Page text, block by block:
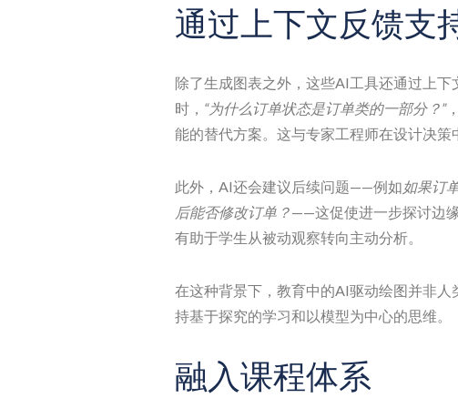
通过上下文反馈支
除了生成图表之外，这些AI工具还通过上
时， “为什么订单状态是订单类的一部分？”
能的替代方案。这与专家工程师在设计决策
此外，AI还会建议后续问题——例如如果订
后能否修改订单？——这促使进一步探讨边
有助于学生从被动观察转向主动分析。
在这种背景下，教育中的AI驱动绘图并非
持基于探究的学习和以模型为中心的思维。
融入课程体系